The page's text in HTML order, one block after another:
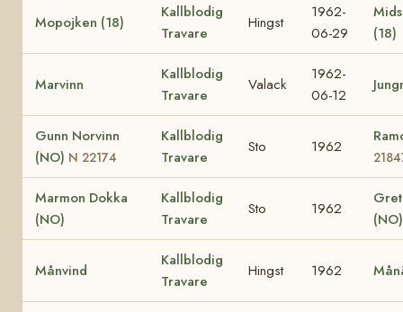
Mopojken (18)
Kallblodig
Travare
Hingst
1962-
06-29
(18)
Marvinn
Kallblodig
Travare
Valack
1962-
06-12
Gunn Norvinn
(NO) N 22174
Kallblodig
Travare
Sto 1962
Marmon Dokka
(NO)
Kallblodig
Travare
Sto 1962
(NO)
Månvind
Kallblodig
Travare
Hingst 1962